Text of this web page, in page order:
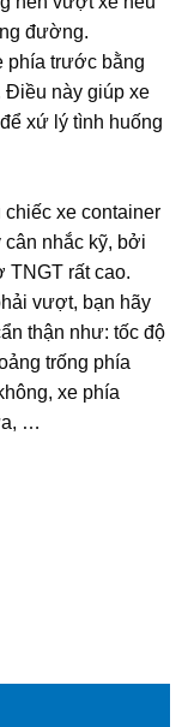
đường.
phía trước bằng
Điều này giúp xe
xứ lý tình huống
xe container
cân nhắc kỹ, bởi
TNGT rất cao.
vượt, bạn hãy
thận như: tốc độ
trống phía
xe phía
…